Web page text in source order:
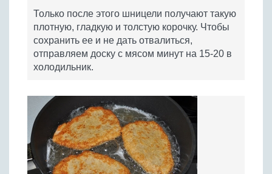
Только после этого шницели получают такую
плотную, гладкую и толстую корочку. Чтобы
сохранить ее и не дать отвалиться,
отправляем доску с мясом минут на 15-20 в
холодильник.